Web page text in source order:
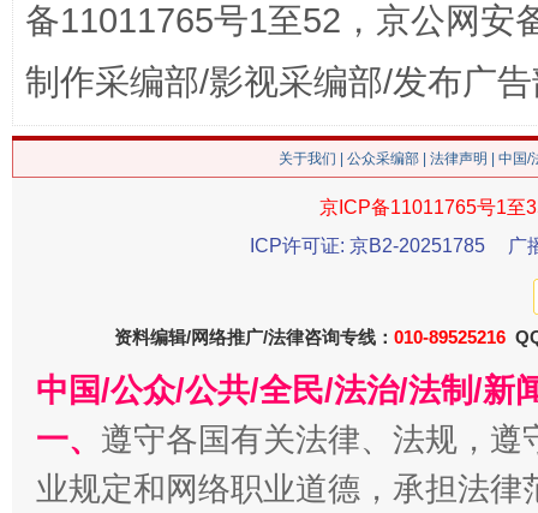
在谋一域中谋全局
今
备11011765号1至52，京公网安
制作采编部/影视采编部/发布广
关于我们 公众采编部 法律声明 | 中国
京ICP备11011765号1至
ICP许可证: 京B2-20251785
广
资料编辑/网络推广/法律咨询专线： 010-89525216
中国/公众/公共/全民/法治/法制/新
一、 遵守各国有关法律、法规，
业规定和网络职业道德，承担法